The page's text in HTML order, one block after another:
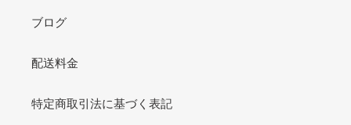
ブログ
配送料金
特定商取引法に基づく表記